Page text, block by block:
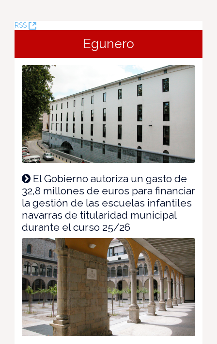
RSS
(Leiho
Egunero
El Gobierno autoriza un gasto de
32,8 millones de euros para financiar
la gestión de las escuelas infantiles
navarras de titularidad municipal
durante el curso 25/26